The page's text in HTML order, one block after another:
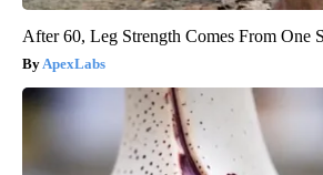
After 60, Leg Strength Comes From One
ApexLabs